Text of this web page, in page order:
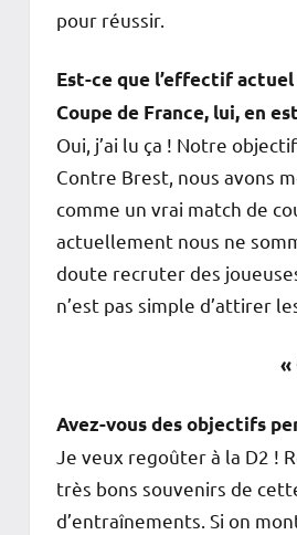
pour réussir.
Est-ce que l’effectif
Coupe de France, lui, en
Oui, j’ai lu ça ! Notre
Contre Brest, nous avons
comme un vrai match de
actuellement nous ne
doute recruter des
n’est pas simple d’attirer
«
Avez-vous des objectifs
Je veux regoûter à la D2 !
très bons souvenirs de
d’entraînements. Si on